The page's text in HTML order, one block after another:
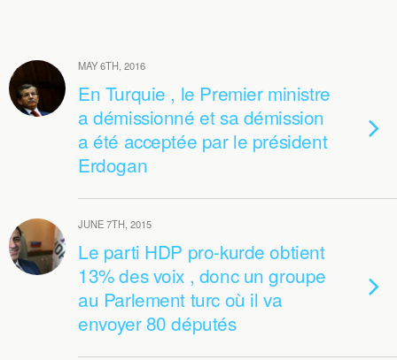
MAY 6TH, 2016
En Turquie , le Premier ministre
a démissionné et sa démission
a été acceptée par le président
Erdogan
JUNE 7TH, 2015
Le parti HDP pro-kurde obtient
13% des voix , donc un groupe
au Parlement turc où il va
envoyer 80 députés